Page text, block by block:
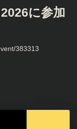
に参加
383313